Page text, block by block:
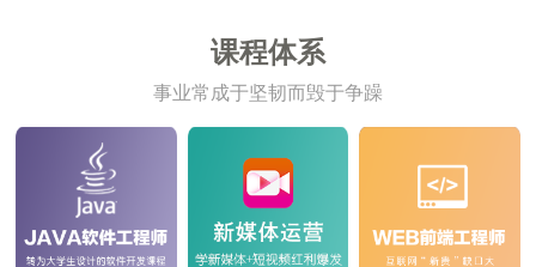
课程体系
事业常成于坚韧而毁于争躁